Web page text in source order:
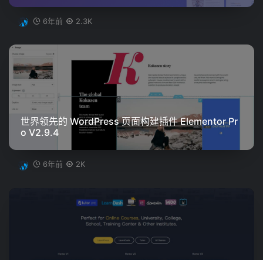
6年前 2.3K
世界领先的 WordPress 页面构建插件 Elementor Pr
o V2.9.4
6年前 2K